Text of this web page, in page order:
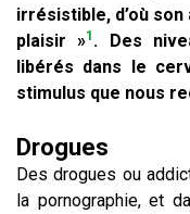
irrésistible, d’où
plaisir »1 .
Des
libérés dans le
stimulus que nous
Drogues
Des drogues ou
la pornographie, et